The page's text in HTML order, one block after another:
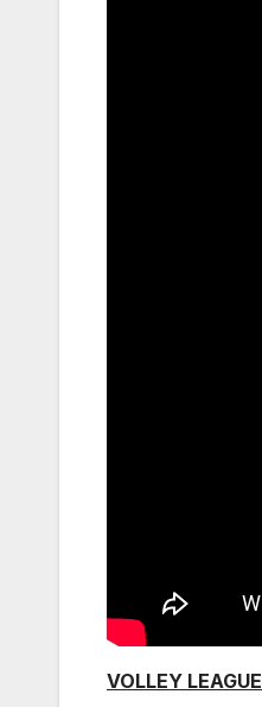
VOLLEY LEAGUΕ